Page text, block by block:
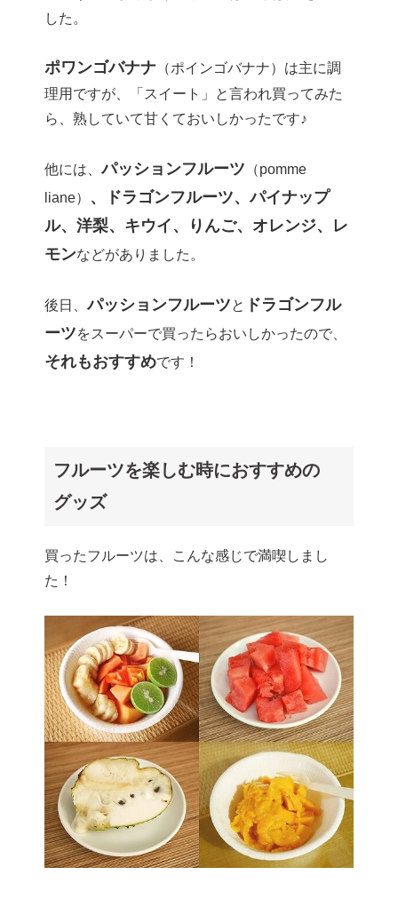
した。
ポワンゴバナナ （ポインゴバナナ）は主に調
理用ですが、「スイート」と言われ買ってみた
ら、熟していて甘くておいしかったです♪
他には、パッションフルーツ （pomme
liane）
、ドラゴンフルーツ、パイナップ
ル、洋梨、キウイ、りんご、オレンジ、レ
モンなどがありました。
後日、パッションフルーツと
ドラゴンフル
ーツをスーパーで買ったらおいしかったので、
それもおすすめです！
フルーツを楽しむ時におすすめの
グッズ
買ったフルーツは、こんな感じで満喫しまし
た！